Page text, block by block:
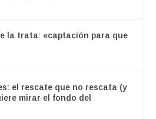
la trata: «captación para que
el rescate que no rescata (y
mirar el fondo del